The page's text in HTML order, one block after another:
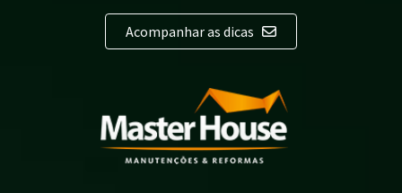
Acompanhar as dicas